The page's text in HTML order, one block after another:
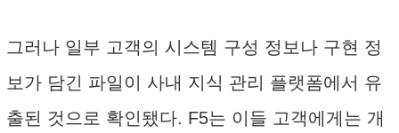
그러나 일부 고객의 시스템 구성 정보나 구현 정
보가 담긴 파일이 사내 지식 관리 플랫폼에서 유
출된 것으로 확인됐다. F5는 이들 고객에게는 개